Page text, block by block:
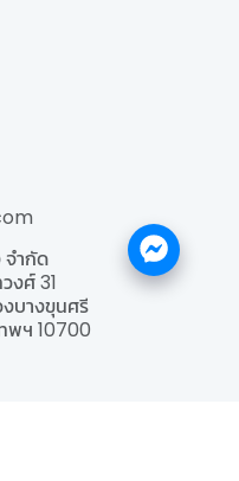
จำกัด
ศ์ 31
บางขุนศรี
พฯ 10700